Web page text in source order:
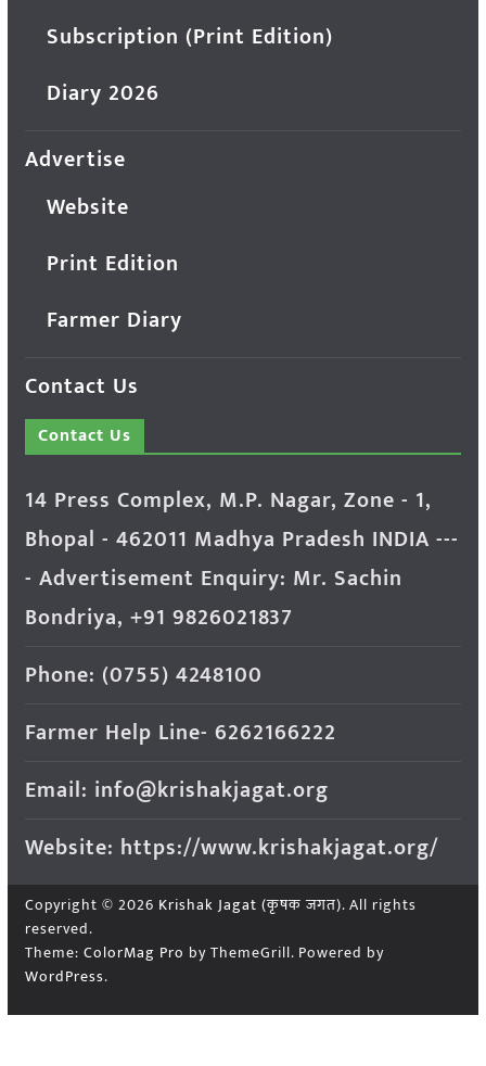
Subscription (Print Edition)
Diary 2026
Advertise
Website
Print Edition
Farmer Diary
Contact Us
Contact Us
14 Press Complex, M.P. Nagar, Zone - 1,
Bhopal - 462011 Madhya Pradesh INDIA ---
- Advertisement Enquiry: Mr. Sachin
Bondriya, +91 9826021837
Phone: (0755) 4248100
Farmer Help Line- 6262166222
Email: info@krishakjagat.org
Website: https://www.krishakjagat.org/
Copyright © 2026 Krishak Jagat (कृषक जगत). All rights
reserved.
Theme: ColorMag Pro by ThemeGrill. Powered by
WordPress.